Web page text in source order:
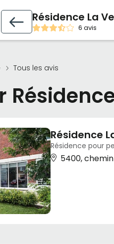
Résidence La
6 avis
Tous les avis
Résidence
Résidence pour
5400,